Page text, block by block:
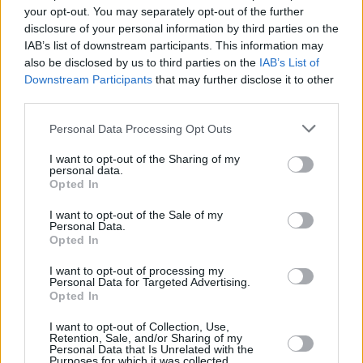
your opt-out. You may separately opt-out of the further
disclosure of your personal information by third parties on the
IAB’s list of downstream participants. This information may
also be disclosed by us to third parties on the IAB’s List of
Downstream Participants that may further disclose it to other
Personal Data Processing Opt Outs
I want to opt-out of the Sharing of my
personal data.
Opted In
I want to opt-out of the Sale of my
Personal Data.
Opted In
I want to opt-out of processing my
Personal Data for Targeted Advertising.
Opted In
I want to opt-out of Collection, Use,
Retention, Sale, and/or Sharing of my
Personal Data that Is Unrelated with the
Jim a.k.a Dexter romansujesz z miejscową
policjantką, nikt ci nie powie złego słowa.
Jeśli chodzi natomiast o wady, to jeśli romansujesz z
miejscową policjantką, może ci być nieco trudniej
ukryć fakt, że masz skłonności do zabijania, które
dają o sobie znać, za każdym razem, kiedy w ręce
bronią, takich momentów, już w pierwszym odcinku,
będzie sporo.
Póki co, Dexter wydaje się całkiem nieźle trzymać
swoje żądze na wodzy: od 10 lat nikogo nie zabił i
ma nadzieję, że dobra passa będzie trwała. Niestety,
duchy przeszłości nie odpuszczą tak łatwo — w
przenośni i dosłownie.
W Iron Lake pojawi się ktoś, kto sprawi, że Dexter